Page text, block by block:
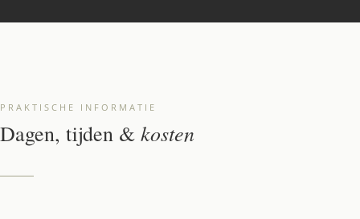
PRAKTISCHE INFORMATIE
Dagen, tijden & kosten